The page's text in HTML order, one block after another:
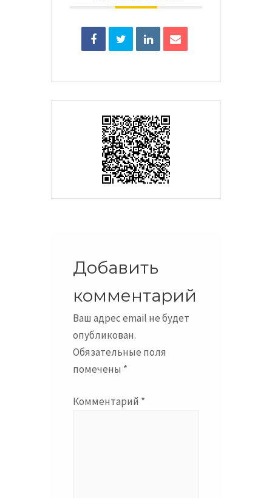
Добавить
комментарий
Ваш адрес email не будет
опубликован.
Обязательные поля
помечены *
Комментарий *